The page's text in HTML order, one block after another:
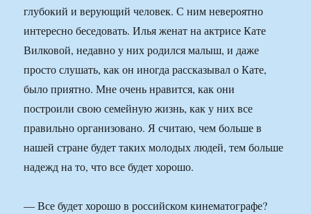
глубокий и верующий человек. С ним невероятно
интересно беседовать. Илья женат на актрисе Кате
Вилковой, недавно у них родился малыш, и даже
просто слушать, как он иногда рассказывал о Кате,
было приятно. Мне очень нравится, как они
построили свою семейную жизнь, как у них все
правильно организовано. Я считаю, чем больше в
нашей стране будет таких молодых людей, тем больше
надежд на то, что все будет хорошо.
— Все будет хорошо в российском кинематографе?